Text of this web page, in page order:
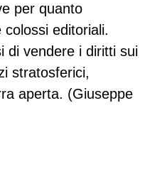
per quanto
editoriali.
di vendere i diritti sui
stratosferici,
aperta. (Giuseppe